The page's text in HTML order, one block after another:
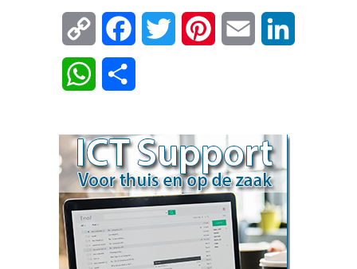
Copy
Link
FacebookTwitter Pinterest Email
WhatsApp